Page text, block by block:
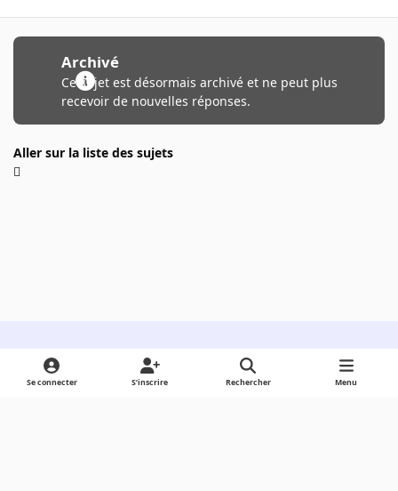
Archivé
Ce sujet est désormais archivé et ne peut plus
recevoir de nouvelles réponses.
Aller sur la liste des sujets
Light ModeDark ModeSystem Preference
Se connecter S’inscrire Rechercher Menu